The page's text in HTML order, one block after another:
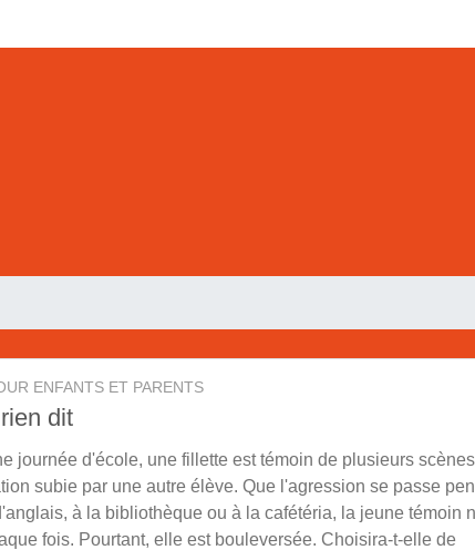
ENFANTS ET PARENTS
dit
journée d'école, une fillette est témoin de plusieurs scènes
subie par une autre élève. Que l'agression se passe
à la bibliothèque ou à la cafétéria, la jeune témoin
fois. Pourtant, elle est bouleversée. Choisira-t-elle de